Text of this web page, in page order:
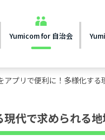
Yumicom for 自治会
アプリで便利に！多様化する
代で求められる